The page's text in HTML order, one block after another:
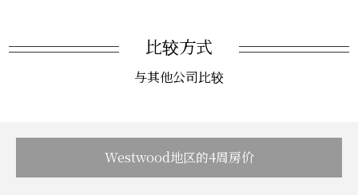
比较方式
与其他公司比较
Westwood地区的4周房价